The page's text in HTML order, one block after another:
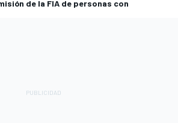
de la FIA de personas con